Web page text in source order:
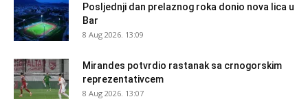
Posljednji dan prelaznog roka donio nova lica u
Bar
8 Aug 2026. 13:09
Mirandes potvrdio rastanak sa crnogorskim
reprezentativcem
8 Aug 2026. 13:07